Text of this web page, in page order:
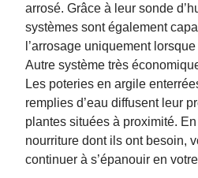
arrosé. Grâce à leur sonde
systèmes sont également
l’arrosage uniquement
Autre système très
Les poteries en argile
remplies d’eau diffusent leur
plantes situées à proximité.
nourriture dont ils ont besoin,
continuer à s’épanouir en